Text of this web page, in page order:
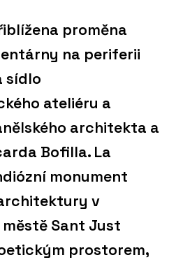
proměna
na periferii
sídlo
ateliéru a
architekta a
Bofilla. La
monument
v
Sant Just
prostorem,